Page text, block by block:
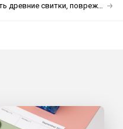
повреждённые извержением вулкана